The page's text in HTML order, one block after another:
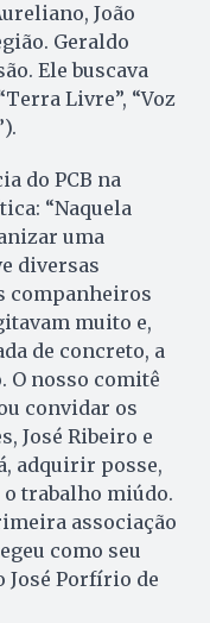
João
Geraldo
Ele buscava
Livre”, “Voz
do PCB na
“Naquela
uma
diversas
companheiros
muito e,
de concreto, a
O nosso comitê
convidar os
José Ribeiro e
adquirir posse,
trabalho miúdo.
associação
como seu
Porfírio de